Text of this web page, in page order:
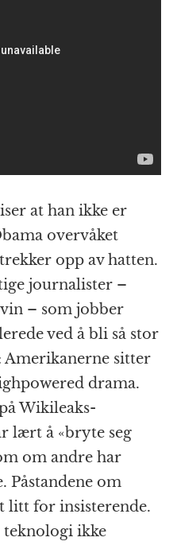
at han ikke er
overvåket
opp av hatten.
journalister –
– som jobber
ved å bli så stor
Amerikanerne sitter
drama.
Wikileaks-
lært å «bryte seg
om andre har
Påstandene om
litt for insisterende.
ikke